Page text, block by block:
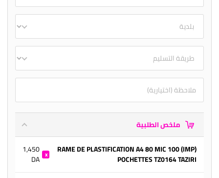
ملخص الطلبية
(IMP) RAME DE PLASTIFICATION A4 80 MIC 100
POCHETTES TZ0164 TAZIRI
1
1,450
DA